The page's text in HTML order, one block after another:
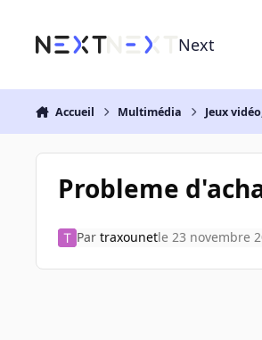
Next
Accueil Multimédia Jeux
Probleme
Par traxounetle 23 novembre